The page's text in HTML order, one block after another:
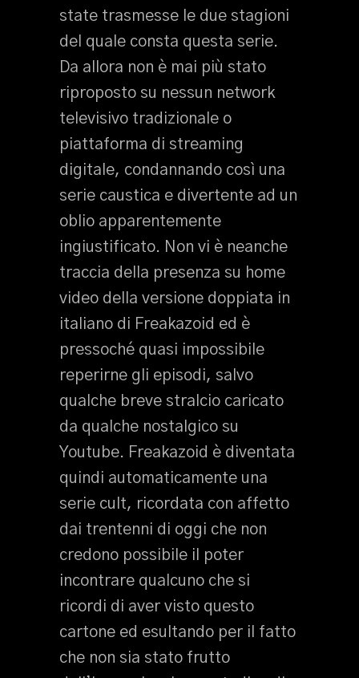
state trasmesse le due stagioni
del quale consta questa serie.
Da allora non è mai più stato
riproposto su nessun network
televisivo tradizionale o
piattaforma di streaming
digitale, condannando così una
serie caustica e divertente ad un
oblio apparentemente
ingiustificato. Non vi è neanche
traccia della presenza su home
video della versione doppiata in
italiano di Freakazoid ed è
pressoché quasi impossibile
reperirne gli episodi, salvo
qualche breve stralcio caricato
da qualche nostalgico su
Youtube. Freakazoid è diventata
quindi automaticamente una
serie cult, ricordata con affetto
dai trentenni di oggi che non
credono possibile il poter
incontrare qualcuno che si
ricordi di aver visto questo
cartone ed esultando per il fatto
che non sia stato frutto